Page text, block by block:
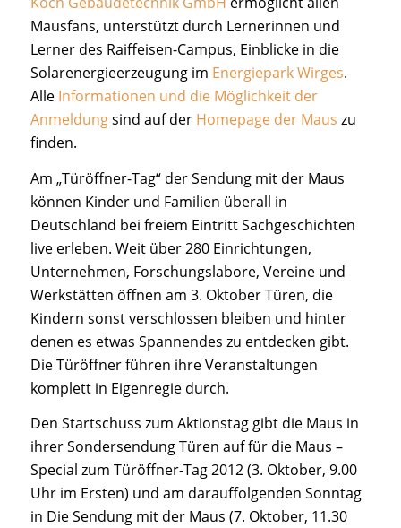
Mausfans, unterstützt durch Lernerinnen und
Lerner des Raiffeisen-Campus, Einblicke in die
Solarenergieerzeugung im Energiepark Wirges.
Alle Informationen und die Möglichkeit der
Anmeldungsind auf der Homepage der Maus zu
finden.
Am „Türöffner-Tag“ derSendung mit der Maus
können Kinder und Familien überall in
Deutschland bei freiem EintrittSachgeschichten
liveerleben. Weit über 280 Einrichtungen,
Unternehmen, Forschungslabore, Vereine und
Werkstätten öffnen am 3. Oktober Türen, die
Kindern sonst verschlossen bleiben und hinter
denen es etwas Spannendes zu entdecken gibt.
Die Türöffner führen ihre Veranstaltungen
komplett in Eigenregie durch.
Den Startschuss zum Aktionstag gibt die Maus in
ihrer SondersendungTüren auf für die Maus –
Special zum Türöffner-Tag 2012(3. Oktober, 9.00
Uhr im Ersten) und am darauffolgenden Sonntag
in Die Sendung mit der Maus (7. Oktober, 11.30